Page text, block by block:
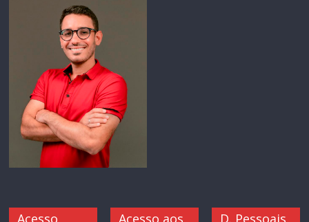
Acesso
Acesso aos
D. Pessoais